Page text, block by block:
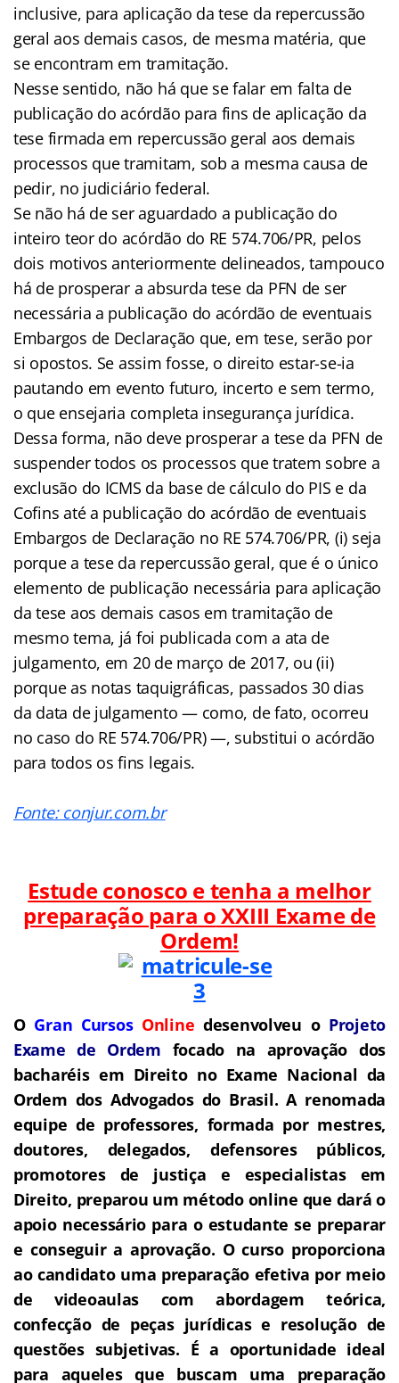
inclusive, para aplicação da tese da repercussão
geral aos demais casos, de mesma matéria, que
se encontram em tramitação.
Nesse sentido, não há que se falar em falta de
publicação do acórdão para fins de aplicação da
tese firmada em repercussão geral aos demais
processos que tramitam, sob a mesma causa de
pedir, no judiciário federal.
Se não há de ser aguardado a publicação do
inteiro teor do acórdão do RE 574.706/PR, pelos
dois motivos anteriormente delineados, tampouco
há de prosperar a absurda tese da PFN de ser
necessária a publicação do acórdão de eventuais
Embargos de Declaração que, em tese, serão por
si opostos. Se assim fosse, o direito estar-se-ia
pautando em evento futuro, incerto e sem termo,
o que ensejaria completa insegurança jurídica.
Dessa forma, não deve prosperar a tese da PFN de
suspender todos os processos que tratem sobre a
exclusão do ICMS da base de cálculo do PIS e da
Cofins até a publicação do acórdão de eventuais
Embargos de Declaração no RE 574.706/PR, (i) seja
porque a tese da repercussão geral, que é o único
elemento de publicação necessária para aplicação
da tese aos demais casos em tramitação de
mesmo tema, já foi publicada com a ata de
julgamento, em 20 de março de 2017, ou (ii)
porque as notas taquigráficas, passados 30 dias
da data de julgamento — como, de fato, ocorreu
no caso do RE 574.706/PR) —, substitui o acórdão
para todos os fins legais.
Fonte: conjur.com.br
Estude conosco e tenha a melhor
preparação para oXXIII Exame de
Ordem!
O Gran Cursos Online desenvolveu o Projeto
Exame de Ordem focado na aprovação dos
bacharéis em Direito no Exame Nacional da
Ordem dos Advogados do Brasil. A renomada
equipe de professores, formada por mestres,
doutores, delegados, defensores públicos,
promotores de justiça e especialistas em
Direito, preparou um método online que dará o
apoio necessário para o estudante se preparar
e conseguir a aprovação. O curso proporciona
ao candidato uma preparação efetiva por meio
de videoaulas com abordagem teórica,
confecção de peças jurídicas e resolução de
questões subjetivas. É a oportunidade ideal
para aqueles que buscam uma preparação